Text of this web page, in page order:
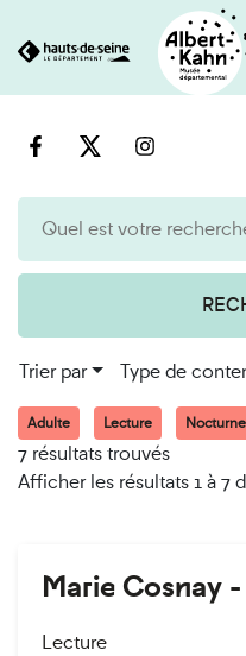
au
Trier par Type de
Adulte Lecture Nocturne
7 résultats trouvés
Afficher les résultats 1 à 7
Marie Cosnay
Lecture
Cookies et traceurs utilisés